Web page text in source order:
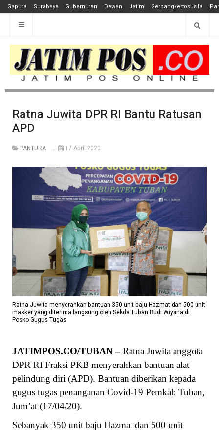
Gapura Surabaya Gubernuran Dewan Jatim Gerbangkertosusila
Ratna Juwita DPR RI Bantu Ratusan
APD
PANTURA 17 April 2020
Ratna Juwita menyerahkan bantuan 350 unit baju Hazmat dan 500 unit
masker yang diterima langsung oleh Sekda Tuban Budi Wiyana di
Posko Gugus Tugas
JATIMPOS.CO/TUBAN – Ratna Juwita anggota
DPR RI Fraksi PKB menyerahkan bantuan alat
pelindung diri (APD). Bantuan diberikan kepada
gugus tugas penanganan Covid-19 Pemkab Tuban,
Jum’at (17/04/20).
Sebanyak 350 unit baju Hazmat dan 500 unit